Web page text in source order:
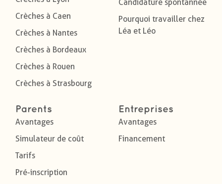
Crèches à Caen
Crèches à Nantes
Crèches à Bordeaux
Crèches à Rouen
Crèches à Strasbourg
Candidature spontannée
Pourquoi travailler chez
Léa et Léo
Parents
Avantages
Simulateur de coût
Tarifs
Pré-inscription
Entreprises
Avantages
Financement